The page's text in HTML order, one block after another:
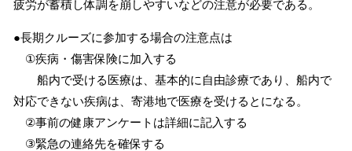
疲労が蓄積し体調を崩しやすいなどの注意が必要である。
●長期クルーズに参加する場合の注意点は
①疾病・傷害保険に加入する
船内で受ける医療は、基本的に自由診療であり、船内で
対応できない疾病は、寄港地で医療を受けるとになる。
②事前の健康アンケートは詳細に記入する
③緊急の連絡先を確保する